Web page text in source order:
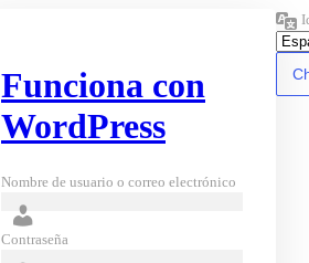
Funciona con
WordPress
Nombre de usuario o correo electrónico
Contraseña